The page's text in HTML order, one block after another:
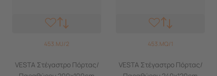
453.MJ/2
VESTA Στέγαστρο Πόρτας/
453.MQ/1
VESTA Στέγαστρο Πόρτας/